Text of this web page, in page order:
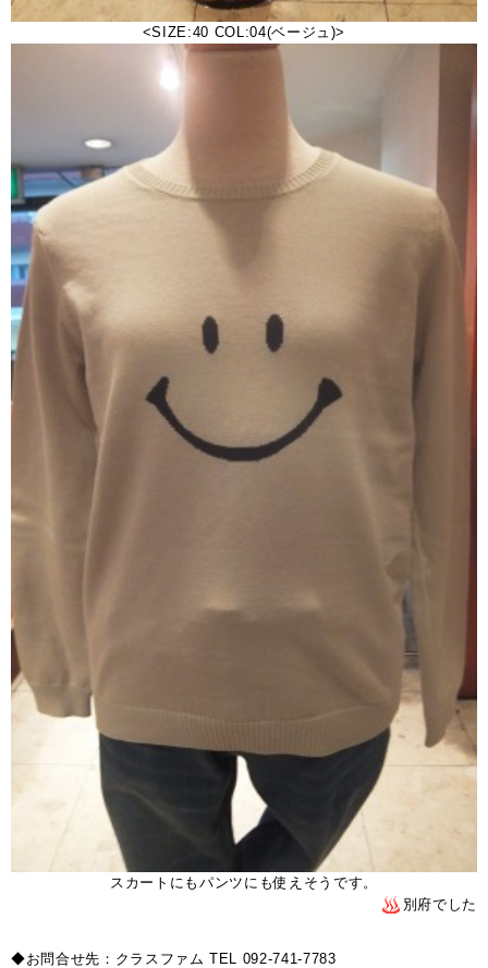
<SIZE:40 COL:04(ベージュ)>
スカートにもパンツにも使えそうです。
別府でした
◆お問合せ先：クラスファム TEL 092-741-7783